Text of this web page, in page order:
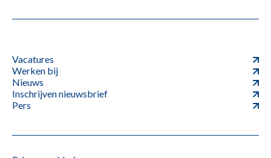
Vacatures
Werken bij
Nieuws
Inschrijven nieuwsbrief
Pers